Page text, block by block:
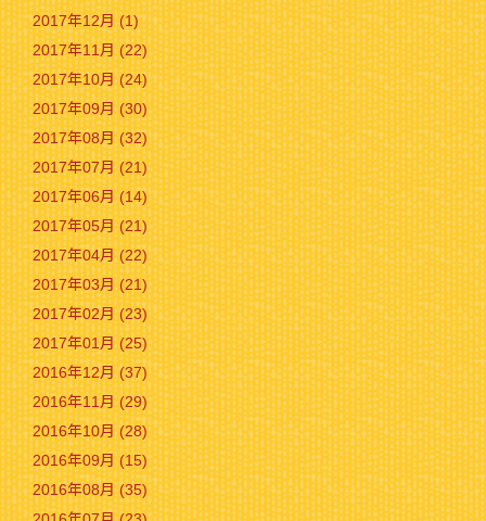
2017年12月 (1)
2017年11月 (22)
2017年10月 (24)
2017年09月 (30)
2017年08月 (32)
2017年07月 (21)
2017年06月 (14)
2017年05月 (21)
2017年04月 (22)
2017年03月 (21)
2017年02月 (23)
2017年01月 (25)
2016年12月 (37)
2016年11月 (29)
2016年10月 (28)
2016年09月 (15)
2016年08月 (35)